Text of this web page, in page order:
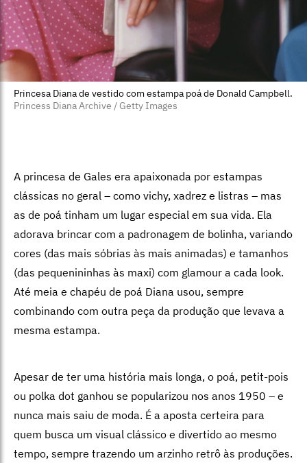
Princesa Diana de vestido com estampa poá de Donald Campbell.
Princess Diana Archive / Getty Images
A princesa de Gales era apaixonada por estampas
clássicas no geral – como vichy, xadrez e listras – mas
as de poá tinham um lugar especial em sua vida. Ela
adorava brincar com a padronagem de bolinha, variando
cores (das mais sóbrias às mais animadas) e tamanhos
(das pequenininhas às maxi) com glamour a cada look.
Até meia e chapéu de poá Diana usou, sempre
combinando com outra peça da produção que levava a
mesma estampa.
Apesar de ter uma história mais longa, o poá, petit-pois
ou polka dot ganhou se popularizou nos anos 1950 – e
nunca mais saiu de moda. É a aposta certeira para
quem busca um visual clássico e divertido ao mesmo
tempo, sempre trazendo um arzinho retrô às produções.